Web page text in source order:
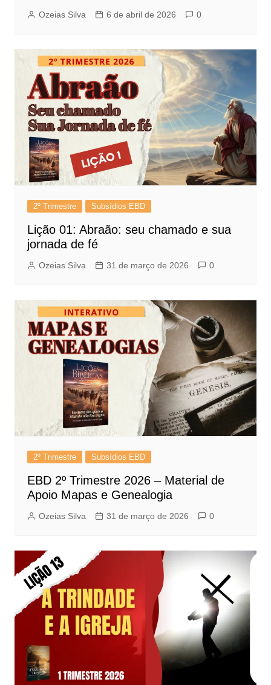
Ozeias Silva 6 de abril de 2026 0
2º Trimestre Subsídios EBD
Lição 01: Abraão: seu chamado e sua
jornada de fé
Ozeias Silva 31 de março de 2026 0
2º Trimestre Subsídios EBD
EBD 2º Trimestre 2026 – Material de
Apoio Mapas e Genealogia
Ozeias Silva 31 de março de 2026 0